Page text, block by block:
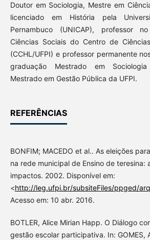
Doutor em Sociologia, Mestre em
licenciado em História pela
Pernambuco (UNICAP), professor
Ciências Sociais do Centro de
(CCHL/UFPI) e professor permanente
graduação Mestrado em
Mestrado em Gestão Pública da UFPI.
REFERÊNCIAS
BONFIM; MACEDO et al.. As eleições
na rede municipal de Ensino de teresina:
impactos. 2002. Disponível em:
<http://leg.ufpi.br/subsiteFiles/ppged/
Acesso em: 10 abr. 2016.
BOTLER, Alice Mirian Happ. O Diálogo
gestão escolar participativa. In: GOMES,